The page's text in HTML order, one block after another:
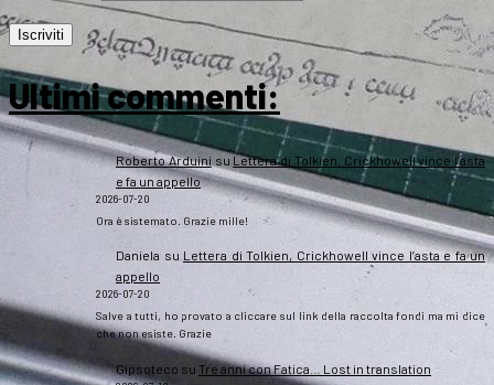
Ultimi commenti:
Roberto Arduinisu Lettera di Tolkien, Crickhowell vince l’asta
e fa un appello
2026-07-20
Ora è sistemato. Grazie mille!
Daniela su Lettera di Tolkien, Crickhowell vince l’asta e fa un
appello
2026-07-20
Salve a tutti, ho provato a cliccare sul link della raccolta fondi ma mi dice
che non esiste. Grazie
Gipsoteco su Tre anni con Fatica… Lost in translation